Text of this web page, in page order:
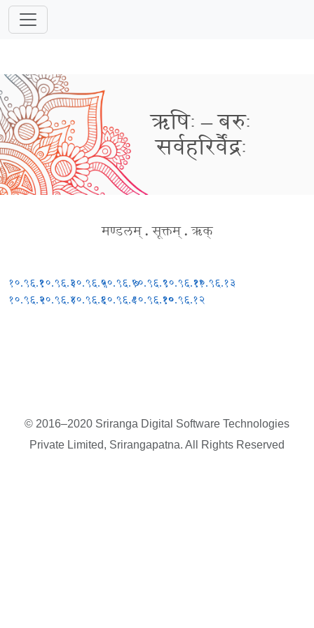
ऋषिः – बरुः
सर्वहरिर्वैंद्रः
मण्डलम् . सूक्तम् . ऋक्
१०.९६.१
१०.९६.२
१०.९६.३
१०.९६.४
१०.९६.५
१०.९६.६
१०.९६.७
१०.९६.८
१०.९६.९
१०.९६.१०
१०.९६.११
१०.९६.१२
१०.९६.१३
© 2016–2020 Sriranga Digital Software Technologies
Private Limited, Srirangapatna. All Rights Reserved